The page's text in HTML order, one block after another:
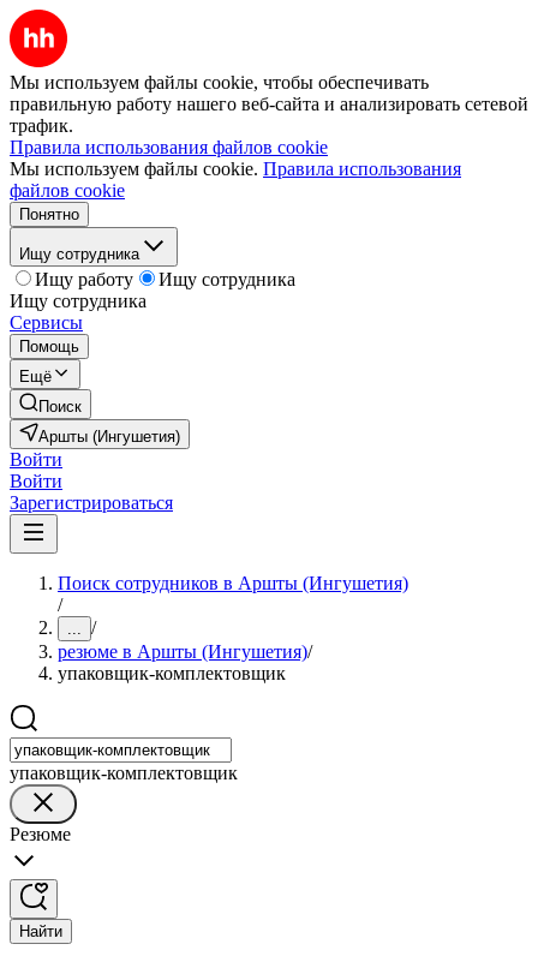
Мы используем файлы cookie, чтобы обеспечивать
правильную работу нашего веб-сайта и анализировать сетевой
трафик.
Правила использования файлов cookie
Мы используем файлы cookie. Правила использования
файлов cookie
Понятно
Ищу сотрудника
Ищу работу
Ищу сотрудника
Ищу сотрудника
Сервисы
Помощь
Ещё
Поиск
Аршты (Ингушетия)
Войти
Войти
Зарегистрироваться
Поиск сотрудников в Аршты (Ингушетия)
/
... /
резюме в Аршты (Ингушетия)/
упаковщик-комплектовщик
упаковщик-комплектовщик
Резюме
Найти